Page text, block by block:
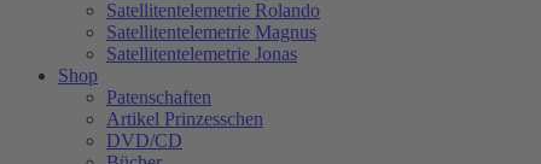
Satellitentelemetrie Rolando
Satellitentelemetrie Magnus
Satellitentelemetrie Jonas
Shop
Patenschaften
Artikel Prinzesschen
DVD/CD